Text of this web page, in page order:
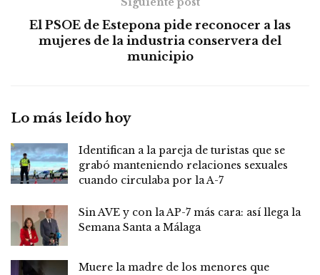
El PSOE de Estepona pide reconocer a las
mujeres de la industria conservera del
municipio
Lo más leído hoy
Identifican a la pareja de turistas que se
grabó manteniendo relaciones sexuales
cuando circulaba por la A-7
Sin AVE y con la AP-7 más cara: así llega la
Semana Santa a Málaga
Muere la madre de los menores que